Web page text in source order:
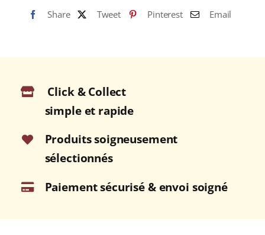
N.M.
75cl
étui
Share
Tweet Pinterest Email
Click & Collect
simple et rapide
Produits soigneusement
sélectionnés
Paiement sécurisé & envoi soigné